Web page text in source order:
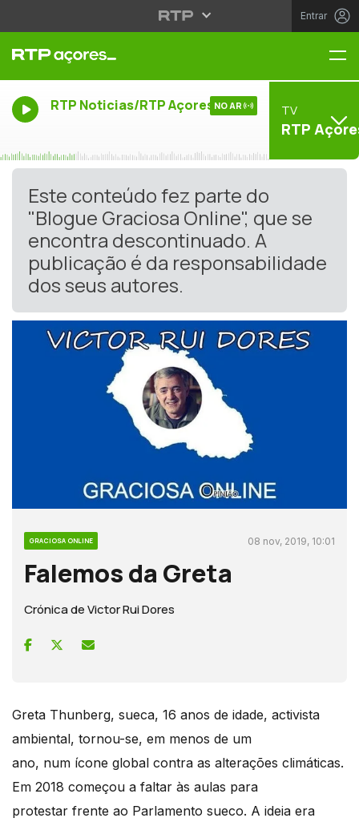
Entrar
RTP Noticias/RTP Açores NO AR TV
RTP
Este conteúdo fez parte do
"Blogue Graciosa Online", que se
encontra descontinuado. A
publicação é da responsabilidade
dos seus autores.
GRACIOSA ONLINE 08 nov, 2019, 10:01
Falemos da Greta
Crónica de Victor Rui Dores
Greta Thunberg, sueca, 16 anos de idade, activista
ambiental, tornou-se, em menos de um
ano, num ícone global contra as alterações climáticas.
Em 2018 começou a faltar às aulas para
protestar frente ao Parlamento sueco. A ideia era